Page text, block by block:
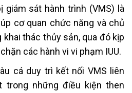
giám sát hành trình (VMS) là
cơ quan chức năng và chủ
thác thủy sản, qua đó kịp
các hành vi vi phạm IUU.
cá duy trì kết nối VMS liên
những điều kiện then